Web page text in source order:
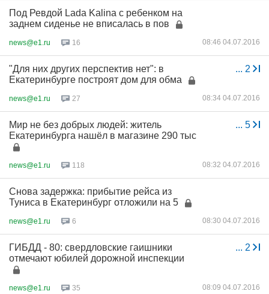
Под Ревдой Lada Kalina с ребенком на
заднем сиденье не вписалась в пов
news@e1.ru 16 08:46 04.07.2016
... 2
"Для них других перспектив нет": в
Екатеринбурге построят дом для обма
news@e1.ru 27 08:34 04.07.2016
... 5
Мир не без добрых людей: житель
Екатеринбурга нашёл в магазине 290 тыс
news@e1.ru 118 08:32 04.07.2016
Снова задержка: прибытие рейса из
Туниса в Екатеринбург отложили на 5
news@e1.ru 6 08:30 04.07.2016
... 2
ГИБДД - 80: свердловские гаишники
отмечают юбилей дорожной инспекции
news@e1.ru 35 08:09 04.07.2016